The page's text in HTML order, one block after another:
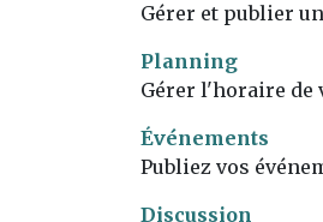
Gérer et publier
Planning
Gérer l'horaire de
Événements
Publiez vos
Discussion